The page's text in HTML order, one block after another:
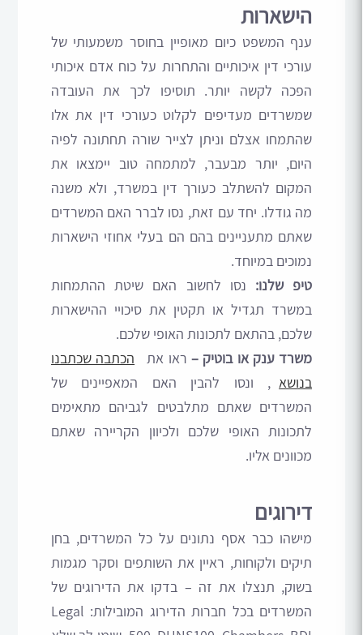
הישארות
ענף המשפט כיום מאופיין בחוסר משמעותי של
עורכי דין איכותיים והתחרות על כוח אדם איכותי
הפכה לקשה יותר. תוסיפו לכך את העובדה
שמשרדים מעדיפים לקלוט כעורכי דין את אלו
שהתמחו אצלם וניתן לצייר שורה תחתונה לפיה
היום, יותר מבעבר, למתמחה טוב יימצאו את
המקום להשתלב כעורך דין במשרד, ולא משנה
מה גודלו. יחד עם זאת, נסו לברר האם המשרדים
שאתם מתעניינים בהם הם בעלי אחוזי הישארות
נמוכים במיוחד.
טיפ שלנו:נסו לחשוב האם שיטת ההתמחות
במשרד תגדיל או תקטין את סיכויי ההישארות
שלכם, בהתאם לתכונות האופי שלכם.
משרד ענק או בוטיק – ראו את
הכתבה שכתבנו
בנושא , ונסו להבין האם המאפיינים של
המשרדים שאתם מתלבטים לגביהם מתאימים
לתכונות האופי שלכם ולכיוון הקריירה שאתם
מכוונים אליו.
דירוגים
מישהו כבר אסף נתונים על כל המשרדים, בחן
תיקים ולקוחות, ראיין את השותפים וסקר מגמות
בשוק, תנצלו את זה – בדקו את הדירוגים של
המשרדים בכל חברות הדירוג המובילות: Legal